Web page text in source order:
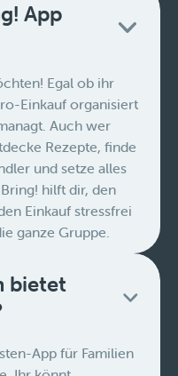
App
Egal ob ihr
Einkauf organisiert
Auch wer
Rezepte, finde
und setze alles
hilft dir, den
Einkauf stressfrei
ganze Gruppe.
bietet
App für Familien